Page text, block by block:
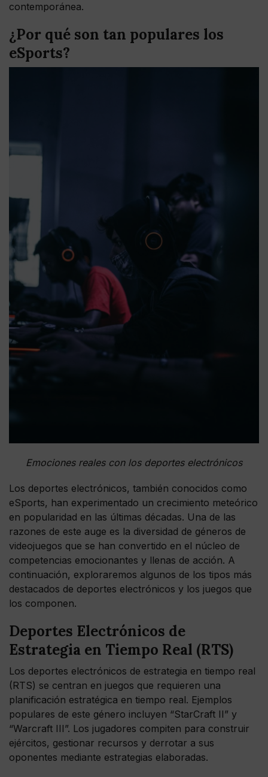
contemporánea.
¿Por qué son tan populares los
eSports?
Emociones reales con los deportes electrónicos
Los deportes electrónicos, también conocidos como
eSports, han experimentado un crecimiento meteórico
en popularidad en las últimas décadas. Una de las
razones de este auge es la diversidad de géneros de
videojuegos que se han convertido en el núcleo de
competencias emocionantes y llenas de acción. A
continuación, exploraremos algunos de los tipos más
destacados de deportes electrónicos y los juegos que
los componen.
Deportes Electrónicos de
Estrategia en Tiempo Real (RTS)
Los deportes electrónicos de estrategia en tiempo real
(RTS) se centran en juegos que requieren una
planificación estratégica en tiempo real. Ejemplos
populares de este género incluyen “StarCraft II” y
“Warcraft III”. Los jugadores compiten para construir
ejércitos, gestionar recursos y derrotar a sus
oponentes mediante estrategias elaboradas.